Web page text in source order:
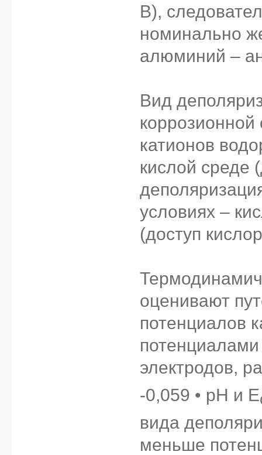
В),
номинально
алюминий –
Вид
катионов
кислой среде
условиях –
(доступ
оценивают
потенциалов
электродов,
-0,059 • pH и E
вида
меньше